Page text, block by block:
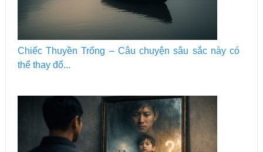
Chiếc Thuyền Trống – Câu chuyện sâu sắc này có
thể thay đổ...